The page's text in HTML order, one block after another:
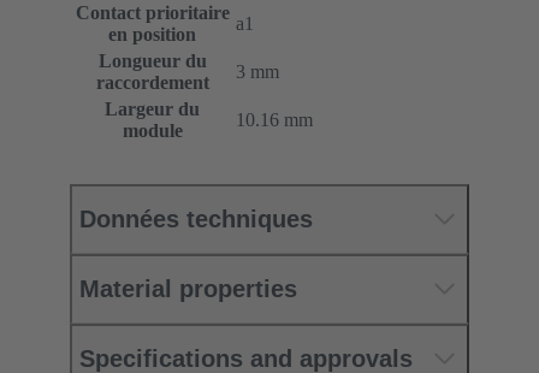
Contact prioritaire
en position
a1
Longueur du
raccordement
3 mm
Largeur du
module
10.16 mm
Données techniques
Material properties
Specifications and approvals